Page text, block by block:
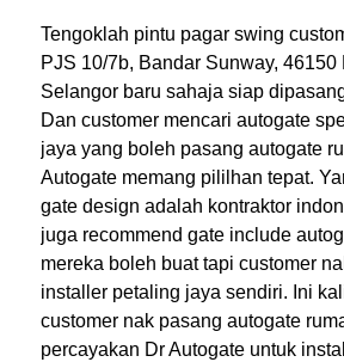
Tengoklah pintu pagar swing
PJS 10/7b, Bandar Sunway, 46150
Selangor baru sahaja siap
Dan customer mencari autogate
jaya yang boleh pasang autogate
Autogate memang pililhan tepat.
gate design adalah kontraktor
juga recommend gate include
mereka boleh buat tapi customer
installer petaling jaya sendiri. Ini
customer nak pasang autogate
percayakan Dr Autogate untuk